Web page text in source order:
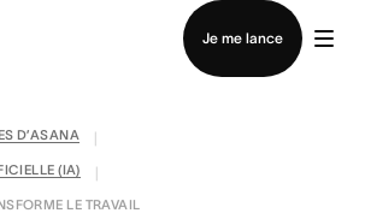
Je me lance
le service commercial
D’ASANA
(IA)
LE TRAVAIL